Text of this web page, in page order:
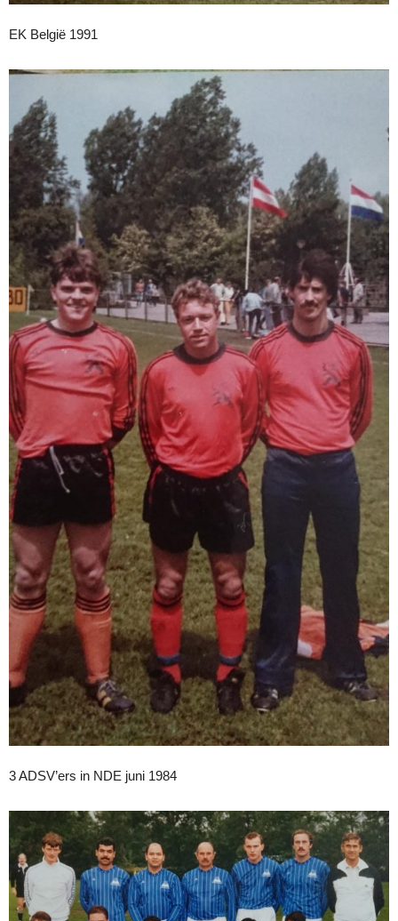
EK België 1991
3 ADSV’ers in NDE juni 1984